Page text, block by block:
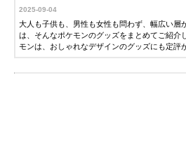
2025-09-04
大人も子供も、男性も女性も問わず、幅広い層
は、そんなポケモンのグッズをまとめてご紹介
モンは、おしゃれなデザインのグッズにも定評